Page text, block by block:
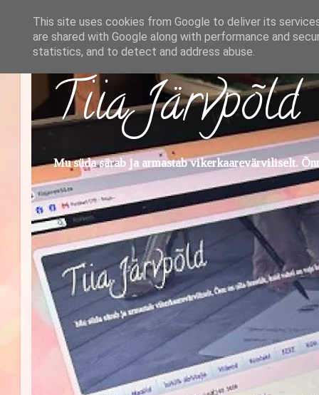
Tiia Järvpõld
Mu süda särab ja armastab vikerkaarevärviliselt.
This site uses cookies from Google to deliver its
are shared with Google along with performance and
statistics, and to detect and address abuse.